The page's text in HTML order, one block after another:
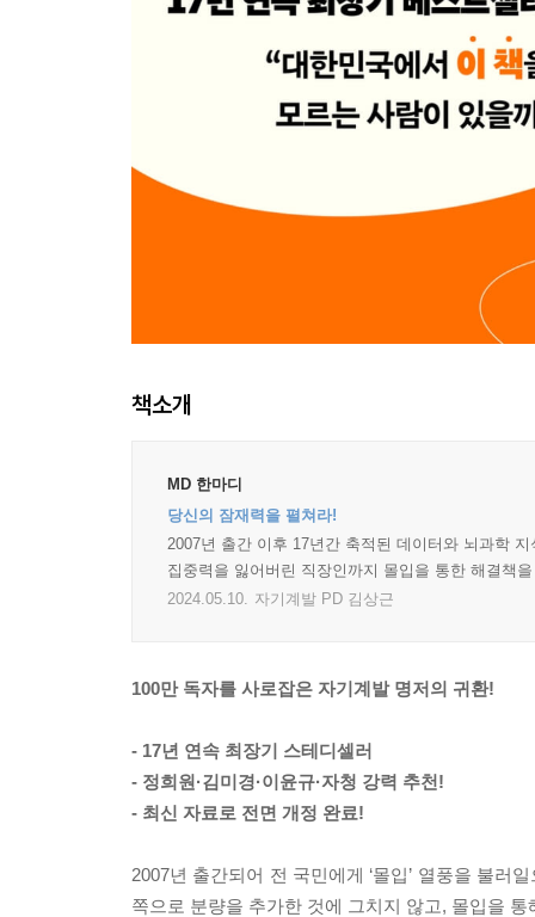
책소개
MD 한마디
당신의 잠재력을 펼쳐라!
2007년 출간 이후 17년간 축적된 데이터와 뇌과학
집중력을 잃어버린 직장인까지 몰입을 통한 해결책
2024.05.10. 자기계발 PD 김상근
100만 독자를 사로잡은 자기계발 명저의 귀환!
- 17년 연속 최장기 스테디셀러
- 정희원·김미경·이윤규·자청 강력 추천!
- 최신 자료로 전면 개정 완료!
2007년 출간되어 전 국민에게 ‘몰입’ 열풍을 불러
쪽으로 분량을 추가한 것에 그치지 않고, 몰입을